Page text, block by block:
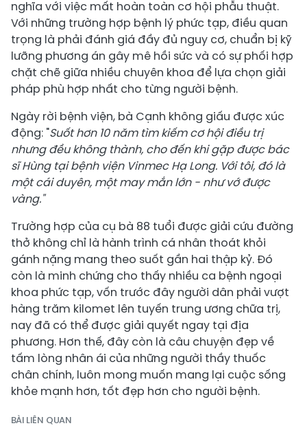
nghĩa với việc mất hoàn toàn cơ hội phẫu thuật.
Với những trường hợp bệnh lý phức tạp, điều quan
trọng là phải đánh giá đầy đủ nguy cơ, chuẩn bị kỹ
lưỡng phương án gây mê hồi sức và có sự phối hợp
chặt chẽ giữa nhiều chuyên khoa để lựa chọn giải
pháp phù hợp nhất cho từng người bệnh.
Ngày rời bệnh viện, bà Cạnh không giấu được xúc
động: "Suốt hơn 10 năm tìm kiếm cơ hội điều trị
nhưng đều không thành, cho đến khi gặp được bác
sĩ Hùngtại bệnh viện Vinmec Hạ Long. Với tôi, đó là
một cái duyên, một may mắn lớn - như vớ được
vàng."
Trường hợp của cụ bà 88 tuổi được giải cứu đường
thở không chỉ là hành trình cá nhân thoát khỏi
gánh nặng mang theo suốt gần hai thập kỷ. Đó
còn là minh chứng cho thấy nhiều ca bệnh ngoại
khoa phức tạp, vốn trước đây người dân phải vượt
hàng trăm kilomet lên tuyến trung ương chữa trị,
nay đã có thể được giải quyết ngay tại địa
phương. Hơn thế, đây còn là câu chuyện đẹp về
tấm lòng nhân ái của những người thầy thuốc
chân chính, luôn mong muốn mang lại cuộc sống
khỏe mạnh hơn, tốt đẹp hơn cho người bệnh.
BÀI LIÊN QUAN